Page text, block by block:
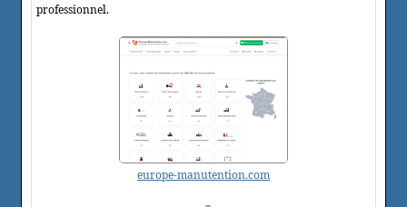
professionnel.
europe-manutention.com